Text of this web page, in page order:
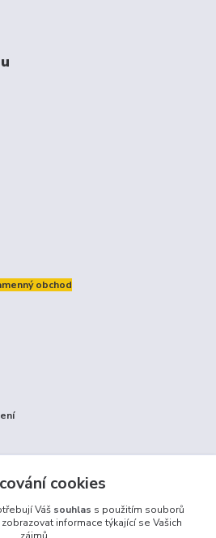
obchod
cookies
Váš souhlas s použitím souborů
informace týkající se Vašich
zájmů.